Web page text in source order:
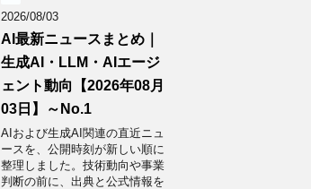
2026/08/03
AI最新ニュースまとめ｜
生成AI・LLM・AIエージ
ェント動向【2026年08月
03日】～No.1
AIおよび生成AI関連の直近ニュ
ースを、公開時刻が新しい順に
整理しました。技術動向や事業
判断の前に、出典と公式情報を